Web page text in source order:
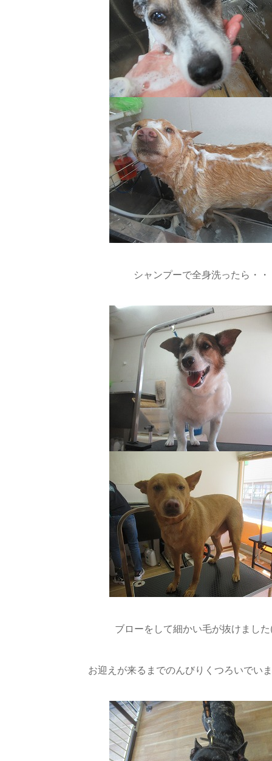
シャンプーで全身洗ったら・
ブローをして細かい毛が抜けまし
お迎えが来るまでのんびりくつろいでい